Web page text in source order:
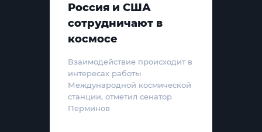
Россия и США
сотрудничают в
космосе
Взаимодействие происходит в
интересах работы
Международной космической
станции, отметил сенатор
Перминов